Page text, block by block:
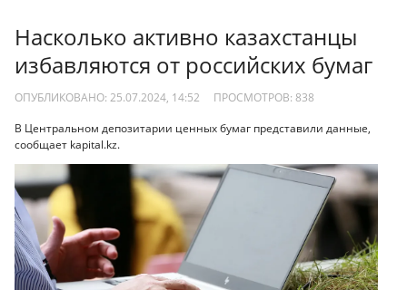
Насколько активно казахстанцы
избавляются от российских бумаг
ОПУБЛИКОВАНО: 25.07.2024, 14:52 ПРОСМОТРОВ: 838
В Центральном депозитарии ценных бумаг представили данные,
сообщает kapital.kz.